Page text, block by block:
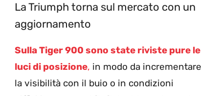
La Triumph torna sul mercato con un
aggiornamento
Sulla Tiger 900 sono state riviste pure le
luci di posizione, in modo da incrementare
la visibilità con il buio o in condizioni